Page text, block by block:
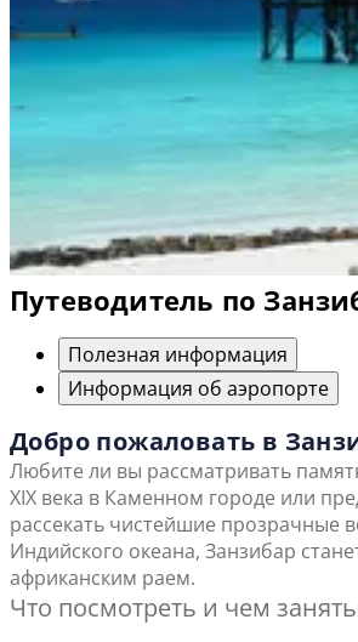
Путеводитель по
Полезная информация
Информация об аэропорте
Добро пожаловать в
Любите ли вы рассматривать
XIX века в Каменном городе или
рассекать чистейшие прозрачные
Индийского океана, Занзибар
африканским раем.
Что посмотреть и чем